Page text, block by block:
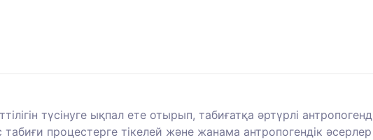
түсінуге ықпал ете отырып, табиғатқа әртүрлі
процестерге тікелей және жанама антропогендік әсерлер